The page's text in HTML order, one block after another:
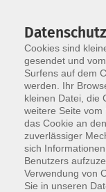
Skip to main content
Der Kurs
Datenschutz
Cookies sind
gesendet und
Surfens auf dem
werden. Ihr
kleinen Datei, die
weitere Seite
das Cookie an
zuverlässiger
sich
Benutzers
Verwendung von
Sie in unseren